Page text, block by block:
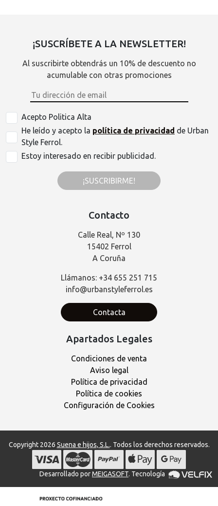
¡SUSCRÍBETE A LA NEWSLETTER!
Al suscribirte obtendrás un 10% de descuento no
acumulable con otras promociones
Acepto Politica Alta
He leído y acepto la política de privacidad de Urban
Style Ferrol.
Estoy interesado en recibir publicidad.
¡SUSCRIBIRME!
Contacto
Calle Real, Nº 130
15402 Ferrol
A Coruña
Llámanos: +34 655 251 715
info@urbanstyleferrol.es
Contacta
Apartados Legales
Condiciones de venta
Aviso legal
Política de privacidad
Política de cookies
Configuración de Cookies
Copyright 2026 Suena e hijos, S.L.. Todos los derechos reservados.
Desarrollado porMEIGASOFT. Tecnología